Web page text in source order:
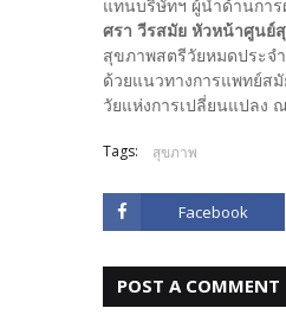
แทนบริษัทฯ ผู้นำด้านการ
ศรา วีรสมัย หัวหน้าศูนย์
สุขภาพสตรีวัยหมดประจ
ด้วยแนวทางการแพทย์ส
วัยแห่งการเปลี่ยนแปลง
Tags: สุขภาพ
Facebook
POST A COMMENT